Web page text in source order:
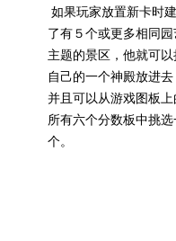
如果玩家放置新卡时
了有５个或更多相同园
主题的景区，他就可以
自己的一个神殿放进去
并且可以从游戏图板上
所有六个分数板中挑选
个。